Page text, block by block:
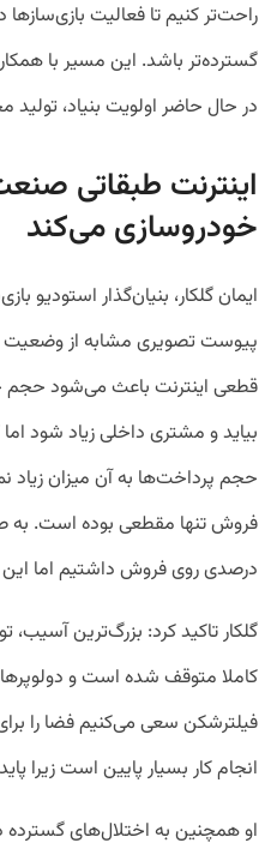
راحت‌تر کنیم تا فعالیت
گسترده‌تر باشد. این مسیر با
در حال حاضر اولویت بنیاد،
اینترنت طبقاتی
خودروسازی می‌کند
ایمان گلکار، بنیان‌گذار استودیو
پیوست تصویری مشابه از وضعیت
قطعی اینترنت باعث می‌شود حجم
بیاید و مشتری داخلی زیاد شود
حجم پرداخت‌ها به آن میزان زیاد
فروش تنها مقطعی بوده است.
درصدی روی فروش داشتیم اما
گلکار تاکید کرد: بزرگ‌ترین
کاملا متوقف شده است و دولوپرها
فیلترشکن سعی می‌کنیم فضا را
انجام کار بسیار پایین است زیرا
او همچنین به اختلال‌های